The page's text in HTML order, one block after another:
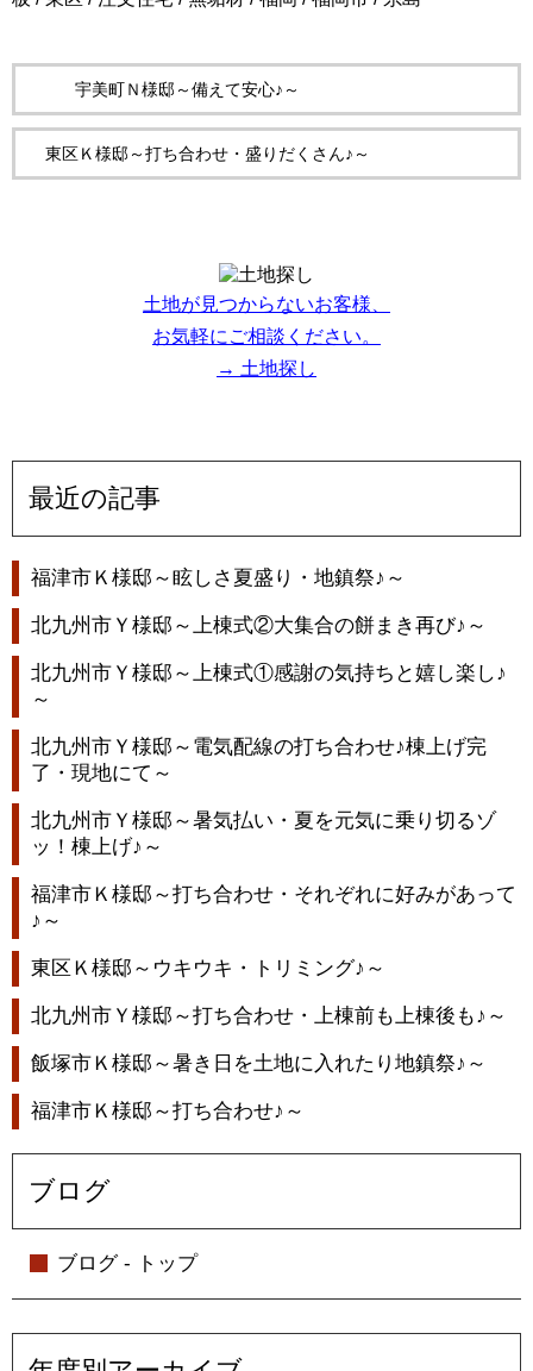
宇美町Ｎ様邸～備えて安心♪～
東区Ｋ様邸～打ち合わせ・盛りだくさん♪～
土地が見つからないお客様、
お気軽にご相談ください。
→ 土地探し
最近の記事
福津市Ｋ様邸～眩しさ夏盛り・地鎮祭♪～
北九州市Ｙ様邸～上棟式②大集合の餅まき再び♪～
北九州市Ｙ様邸～上棟式①感謝の気持ちと嬉し楽し♪
～
北九州市Ｙ様邸～電気配線の打ち合わせ♪棟上げ完
了・現地にて～
北九州市Ｙ様邸～暑気払い・夏を元気に乗り切るゾ
ッ！棟上げ♪～
福津市Ｋ様邸～打ち合わせ・それぞれに好みがあって
♪～
東区Ｋ様邸～ウキウキ・トリミング♪～
北九州市Ｙ様邸～打ち合わせ・上棟前も上棟後も♪～
飯塚市Ｋ様邸～暑き日を土地に入れたり地鎮祭♪～
福津市Ｋ様邸～打ち合わせ♪～
ブログ
ブログ - トップ